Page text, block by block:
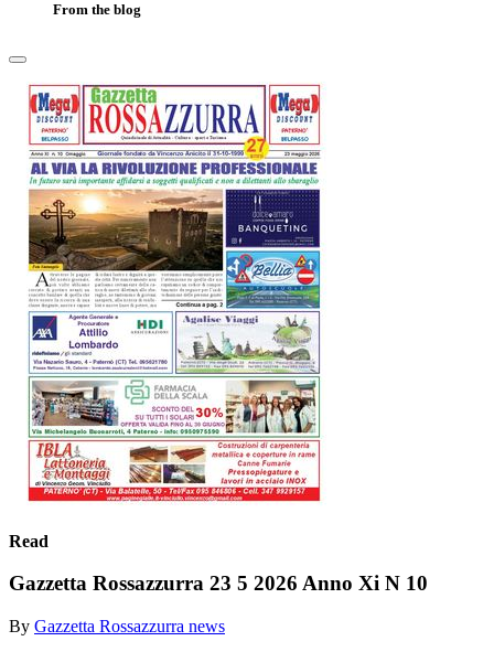
From the blog
Read
Gazzetta Rossazzurra 23 5 2026 Anno Xi N 10
By Gazzetta Rossazzurra news